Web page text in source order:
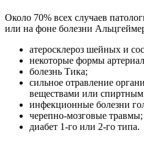
Около 70% всех случаев
или на фоне болезни
атеросклероз шейных и
некоторые формы
болезнь Тика;
сильное отравление
веществами или
инфекционные болезни
черепно-мозговые травмы;
диабет 1-го или 2-го типа.